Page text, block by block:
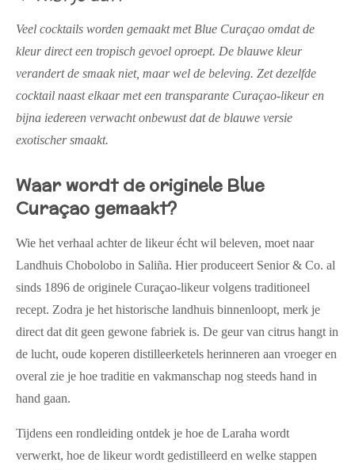
Veel cocktails worden gemaakt met Blue Curaçao omdat de
kleur direct een tropisch gevoel oproept. De blauwe kleur
verandert de smaak niet, maar wel de beleving. Zet dezelfde
cocktail naast elkaar met een transparante Curaçao-likeur en
bijna iedereen verwacht onbewust dat de blauwe versie
exotischer smaakt.
Waar wordt de originele Blue
Curaçao gemaakt?
Wie het verhaal achter de likeur écht wil beleven, moet naar
Landhuis Chobolobo in Saliña. Hier produceert Senior & Co. al
sinds 1896 de originele Curaçao-likeur volgens traditioneel
recept. Zodra je het historische landhuis binnenloopt, merk je
direct dat dit geen gewone fabriek is. De geur van citrus hangt in
de lucht, oude koperen distilleerketels herinneren aan vroeger en
overal zie je hoe traditie en vakmanschap nog steeds hand in
hand gaan.
Tijdens een rondleiding ontdek je hoe de Laraha wordt
verwerkt, hoe de likeur wordt gedistilleerd en welke stappen